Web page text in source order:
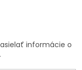
informácie o